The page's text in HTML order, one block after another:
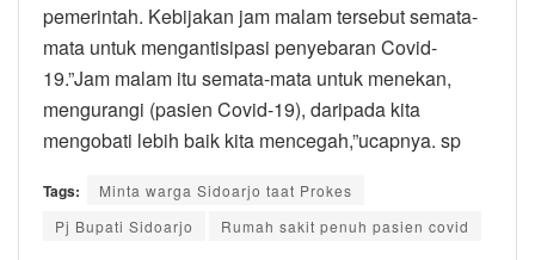
pemerintah. Kebijakan jam malam tersebut semata-
mata untuk mengantisipasi penyebaran Covid-
19.”Jam malam itu semata-mata untuk menekan,
mengurangi (pasien Covid-19), daripada kita
mengobati lebih baik kita mencegah,”ucapnya. sp
Tags:
Minta warga Sidoarjo taat Prokes
Pj Bupati Sidoarjo
Rumah sakit penuh pasien covid